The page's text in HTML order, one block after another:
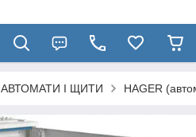
АВТОМАТИ І ЩИТИ HAGER